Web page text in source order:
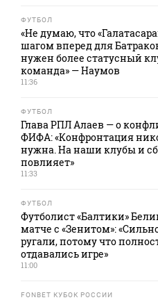
ФУТБОЛ
«Не думаю, что
шагом вперед для
нужен более статусный
команда» — Наумов
11:36
ФУТБОЛ
Глава РПЛ Алаев — о
ФИФА: «Конфронтация
нужна. На наши клубы и
повлияет»
11:33
ФУТБОЛ
Футболист «Балтики»
матче с «Зенитом»:
ругали, потому что
отдавались игре»
11:00
FONBET КУБОК РОССИИ